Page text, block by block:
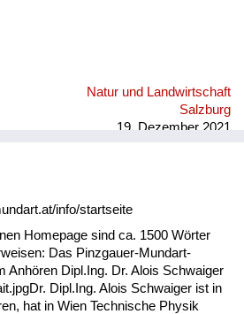
Natur und Landwirtschaft
Salzburg
19. Dezember 2021
info/startseite
Homepage sind ca. 1500 Wörter
Das Pinzgauer-Mundart-
Anhören Dipl.Ing. Dr. Alois Schwaiger
Dipl.Ing. Alois Schwaiger ist in
hat in Wien Technische Physik